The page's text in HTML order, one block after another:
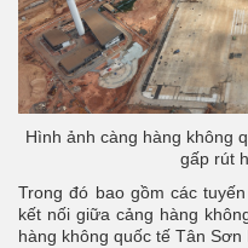
Hình ảnh càng hàng không
gấp rút
Trong đó bao gồm các
kết nối giữa cảng hàng
hàng không quốc tế Tân Sơn